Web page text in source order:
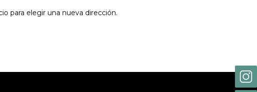
para elegir una nueva dirección.